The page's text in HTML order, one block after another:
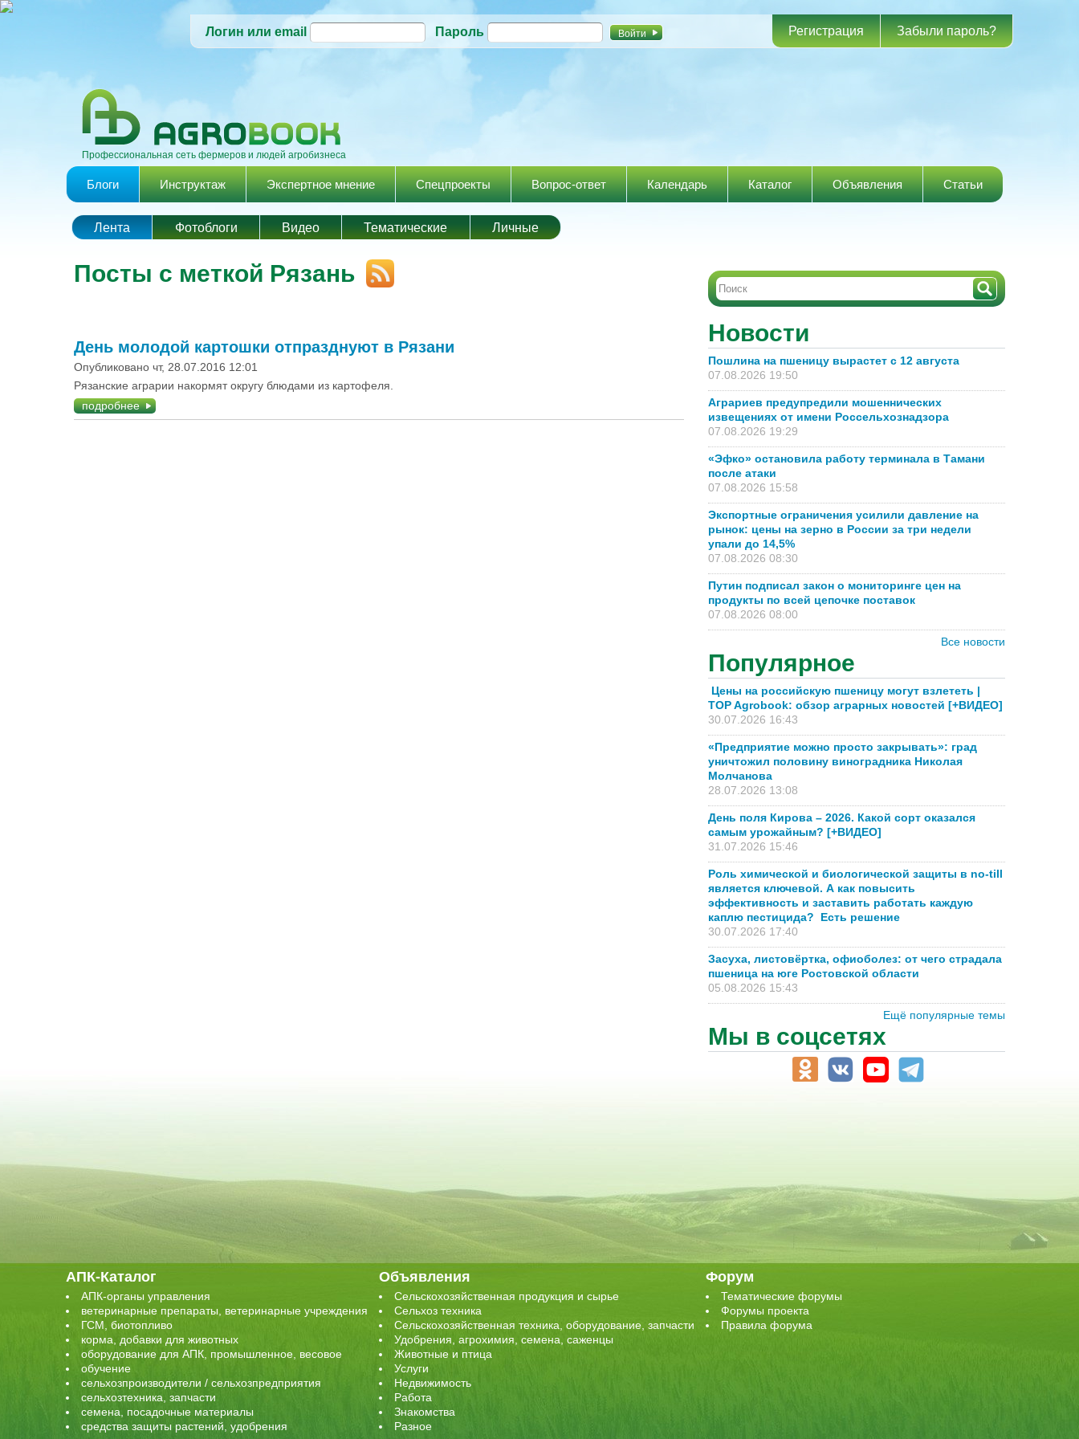
Перейти к
содержанию
Логин или email Пароль Регистрация Забыли пароль?
Профессиональная сеть фермеров и людей агробизнеса
Главное меню
Блоги Инструктаж Экспертное мнение Спецпроекты Вопрос-ответ Календарь Каталог Объявления Статьи
Лента Фотоблоги Видео Тематические Личные
Посты с меткой Рязань
День молодой картошки отпразднуют в Рязани
Опубликовано чт, 28.07.2016 12:01
Рязанские аграрии накормят округу блюдами из картофеля.
подробнее
Новости
Пошлина на пшеницу вырастет с 12 августа
07.08.2026 19:50
Аграриев предупредили мошеннических
извещениях от имени Россельхознадзора
07.08.2026 19:29
«Эфко» остановила работу терминала в Тамани
после атаки
07.08.2026 15:58
Экспортные ограничения усилили давление на
рынок: цены на зерно в России за три недели
упали до 14,5%
07.08.2026 08:30
Путин подписал закон о мониторинге цен на
продукты по всей цепочке поставок
07.08.2026 08:00
Все новости
Популярное
Цены на российскую пшеницу могут взлететь |
TOP Agrobook: обзор аграрных новостей [+ВИДЕО]
30.07.2026 16:43
«Предприятие можно просто закрывать»: град
уничтожил половину виноградника Николая
Молчанова
28.07.2026 13:08
День поля Кирова – 2026. Какой сорт оказался
самым урожайным? [+ВИДЕО]
31.07.2026 15:46
Роль химической и биологической защиты в no-till
является ключевой. А как повысить
эффективность и заставить работать каждую
каплю пестицида? Есть решение
30.07.2026 17:40
Засуха, листовёртка, офиоболез: от чего страдала
пшеница на юге Ростовской области
05.08.2026 15:43
Ещё популярные темы
Мы в соцсетях
АПК-Каталог
АПК-органы управления
ветеринарные препараты, ветеринарные учреждения
ГСМ, биотопливо
корма, добавки для животных
оборудование для АПК, промышленное, весовое
обучение
сельхозпроизводители / сельхозпредприятия
сельхозтехника, запчасти
семена, посадочные материалы
средства защиты растений, удобрения
Объявления
Сельскохозяйственная продукция и сырье
Сельхоз техника
Сельскохозяйственная техника, оборудование, запчасти
Удобрения, агрохимия, семена, саженцы
Животные и птица
Услуги
Недвижимость
Работа
Знакомства
Разное
Форум
Тематические форумы
Форумы проекта
Правила форума